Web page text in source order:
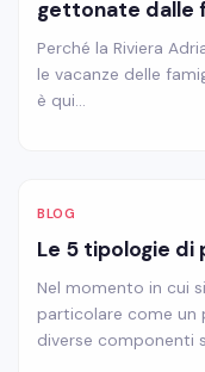
gettonate dalle
Perché la Riviera
le vacanze delle
è qui…
BLOG
Le 5 tipologie di
Nel momento in cui
particolare come un
diverse componenti